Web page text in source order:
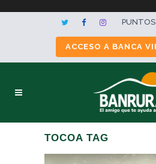
PUNTOS
ACCESO A BANCA
TOCOA TAG